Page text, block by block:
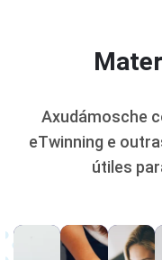
Axudámosche
eTwinning e
útiles